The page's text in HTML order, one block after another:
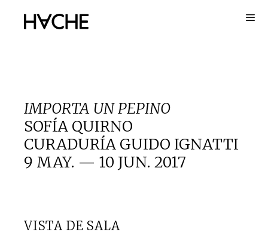
IMPORTA UN PEPINO
SOFÍA QUIRNO
CURADURÍA GUIDO IGNATTI
9 MAY. — 10 JUN. 2017
VISTA DE SALA